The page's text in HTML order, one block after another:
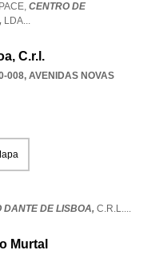
CENTRO DE
LDA...
C.r.l.
008, AVENIDAS NOVAS
DANTE DE LISBOA, C.R.L....
Murtal